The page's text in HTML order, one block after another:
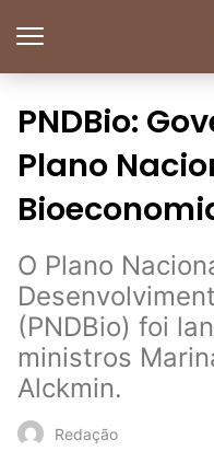
PNDBio:
Plano
O Plano
(PNDBio) foi
ministros
Alckmin.
Redação